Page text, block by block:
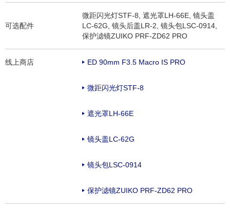
可选配件
微距闪光灯STF-8, 遮光罩LH-66E, 镜头盖
LC-62G, 镜头后盖LR-2, 镜头包LSC-0914,
保护滤镜ZUIKO PRF-ZD62 PRO
线上商店 ED 90mm F3.5 Macro IS PRO
微距闪光灯STF-8
遮光罩LH-66E
镜头盖LC-62G
镜头包LSC-0914
保护滤镜ZUIKO PRF-ZD62 PRO